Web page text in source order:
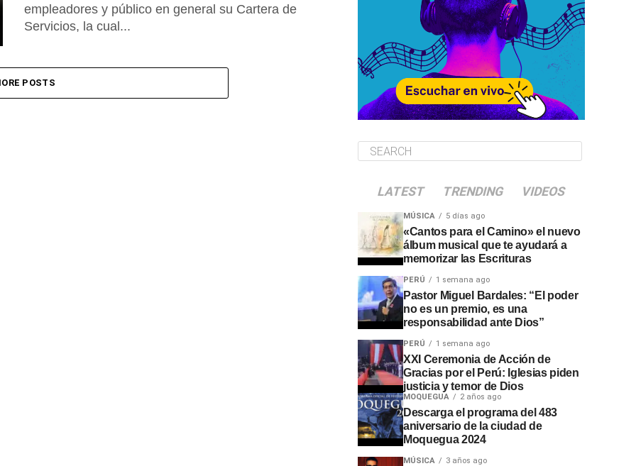
empleadores y público en general su Cartera de
Servicios, la cual...
POSTS
LATEST TRENDING VIDEOS
MÚSICA 5 días ago
«Cantos para el Camino» el nuevo
álbum musical que te ayudará a
memorizar las Escrituras
PERÚ 1 semana ago
Pastor Miguel Bardales: “El poder
no es un premio, es una
responsabilidad ante Dios”
PERÚ 1 semana ago
XXI Ceremonia de Acción de
Gracias por el Perú: Iglesias piden
justicia y temor de Dios
MOQUEGUA 2 años ago
Descarga el programa del 483
aniversario de la ciudad de
Moquegua 2024
MÚSICA 3 años ago